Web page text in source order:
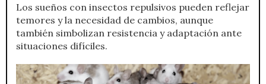
Los sueños con insectos repulsivos pueden reflejar
temores y la necesidad de cambios, aunque
también simbolizan resistencia y adaptación ante
situaciones difíciles.